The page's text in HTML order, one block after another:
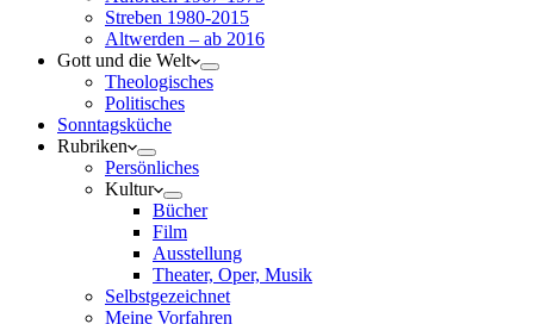
Streben 1980-2015
Altwerden – ab 2016
Gott und die Welt
Theologisches
Politisches
Sonntagsküche
Rubriken
Persönliches
Kultur
Bücher
Film
Ausstellung
Theater, Oper, Musik
Selbstgezeichnet
Meine Vorfahren